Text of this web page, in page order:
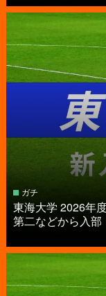
ガチ
東海大学 2026年
第二などから入部